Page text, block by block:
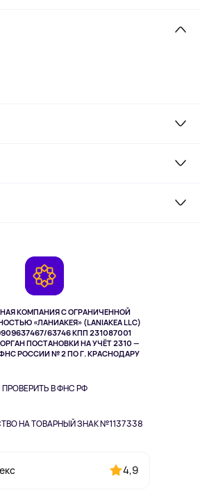
КОМПАНИЯ С ОГРАНИЧЕННОЙ
«ЛАНИАКЕЯ» (LANIAKEA LLC)
63746 КПП 231087001
ПОСТАНОВКИ НА УЧЁТ 2310 —
РОССИИ № 2 ПО Г. КРАСНОДАРУ
ПРОВЕРИТЬ В ФНС РФ
НА ТОВАРНЫЙ ЗНАК №1137338
4,9